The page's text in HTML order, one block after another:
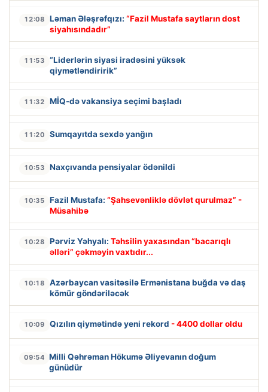
12:08 Ləman Ələşrəfqızı: “Fazil Mustafa saytların dost
siyahısındadır”
11:53
“Liderlərin siyasi iradəsini yüksək
qiymətləndiririk”
11:32 MİQ-də vakansiya seçimi başladı
11:20 Sumqayıtda sexdə yanğın
10:53 Naxçıvanda pensiyalar ödənildi
10:35 Fazil Mustafa: “Şahsevənliklə dövlət qurulmaz” -
Müsahibə
10:28 Pərviz Yəhyalı: Təhsilin yaxasından “bacarıqlı
əlləri” çəkməyin vaxtıdır...
10:18
Azərbaycan vasitəsilə Ermənistana buğda və daş
kömür göndəriləcək
10:09 Qızılın qiymətində yeni rekord - 4400 dollar oldu
09:54 Milli Qəhrəman Hökumə Əliyevanın doğum
günüdür